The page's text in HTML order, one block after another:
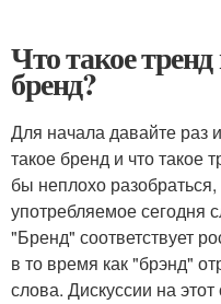
Что такое
бренд?
Для начала давайте раз
такое бренд и что
бы неплохо
употребляемое сегодня
"Бренд" соответствует
в то время как "брэнд"
слова. Дискуссии на